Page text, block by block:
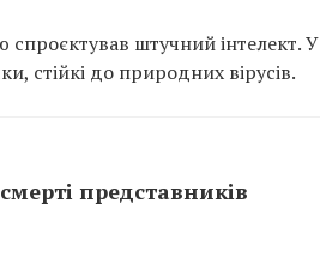
штучний інтелект. У
стійкі до природних вірусів.
представників